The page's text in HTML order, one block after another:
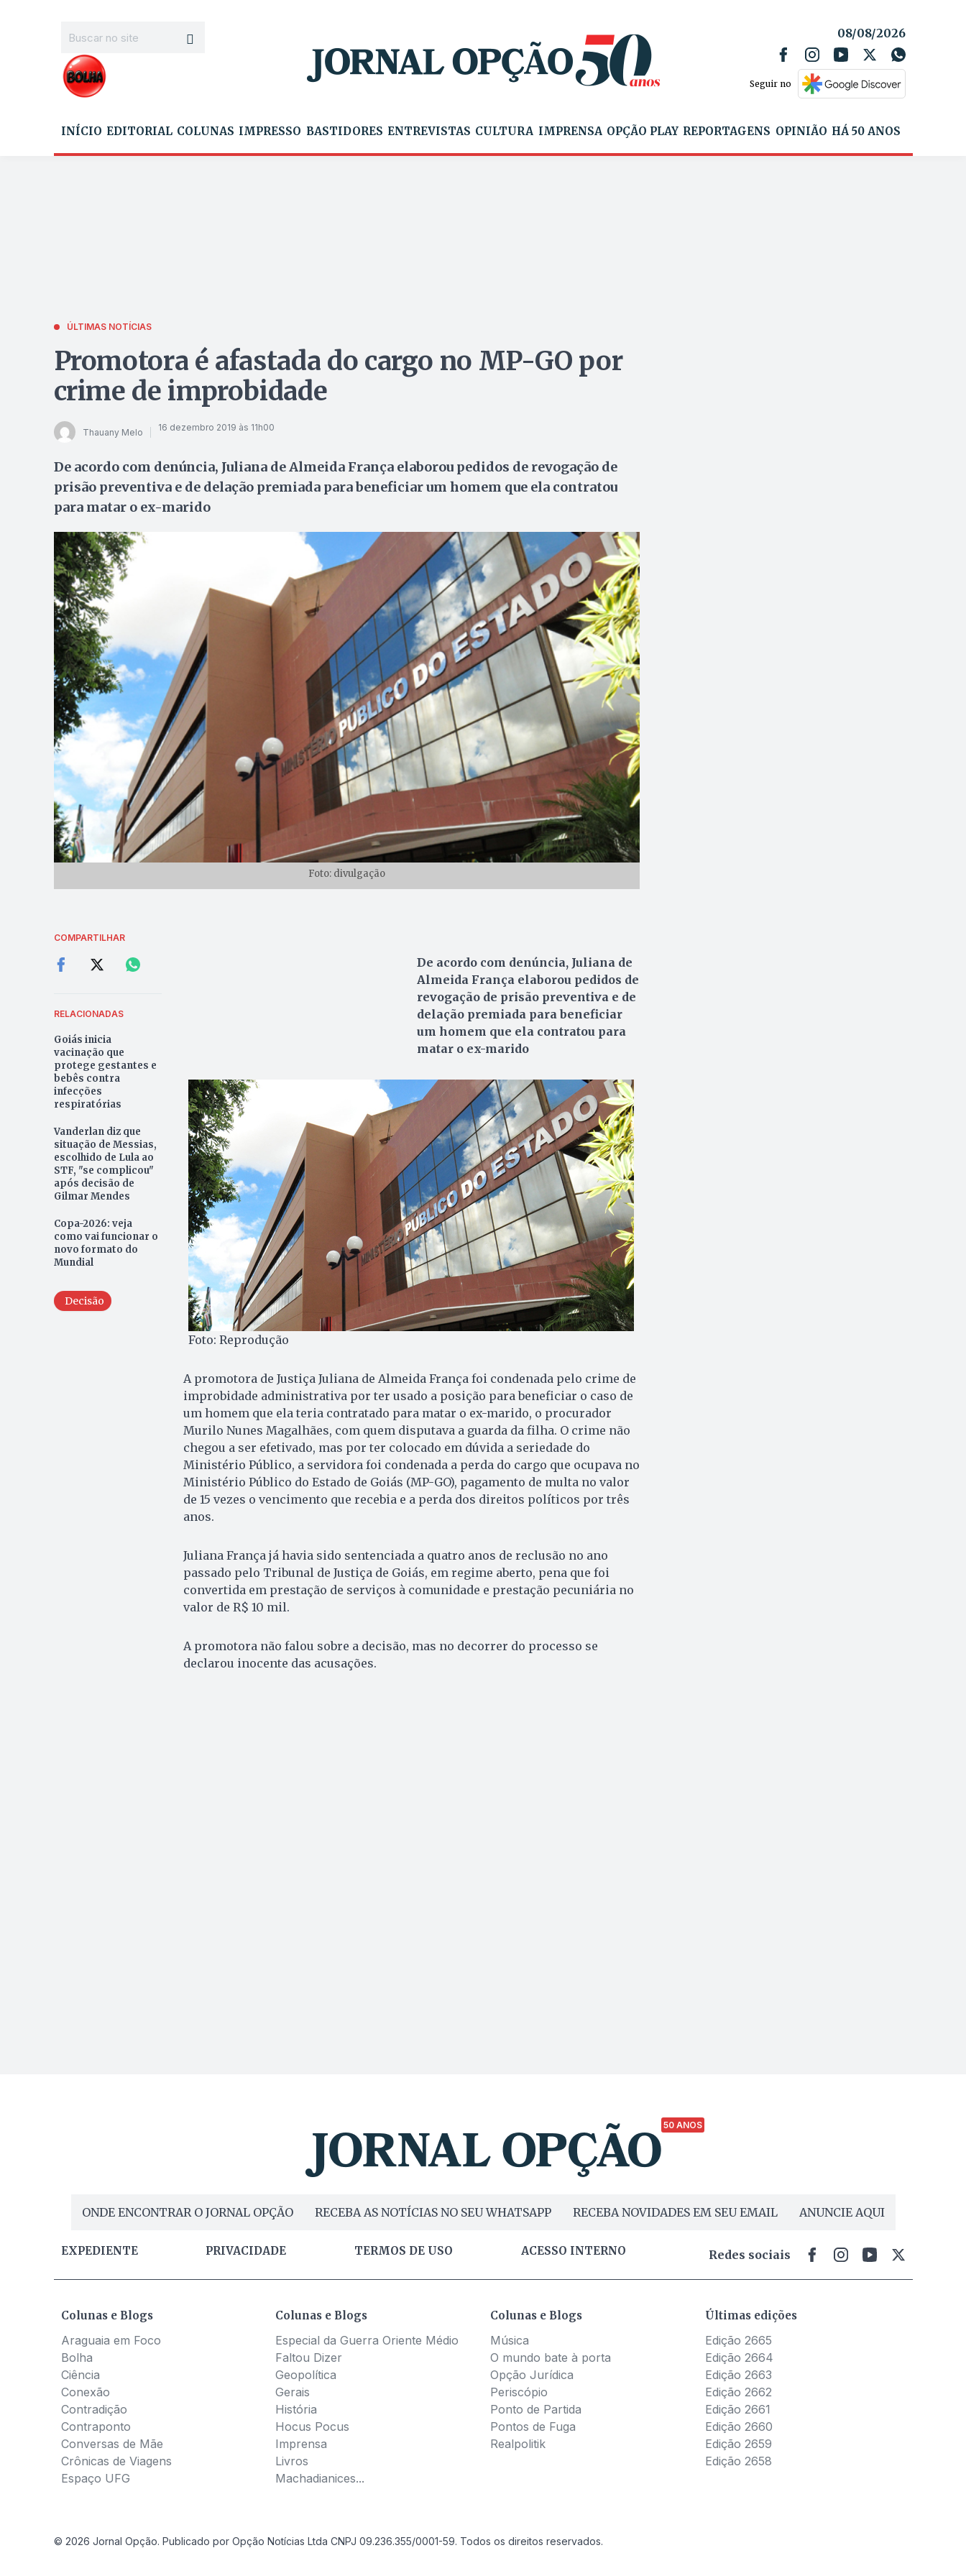
08/08/2026
Seguir no
INÍCIO EDITORIAL COLUNAS IMPRESSO BASTIDORES ENTREVISTAS CULTURA IMPRENSA OPÇÃO PLAY REPORTAGENS OPINIÃO HÁ 50 ANOS
ÚLTIMAS NOTÍCIAS
Promotora é afastada do cargo no MP-GO por
crime de improbidade
Thauany Melo 16 dezembro 2019 às 11h00
De acordo com denúncia, Juliana de Almeida França elaborou pedidos de revogação de
prisão preventiva e de delação premiada para beneficiar um homem que ela contratou
para matar o ex-marido
Foto: divulgação
COMPARTILHAR
RELACIONADAS
Goiás inicia
vacinação que
protege gestantes e
bebês contra
infecções
respiratórias
Vanderlan diz que
situação de Messias,
escolhido de Lula ao
STF, "se complicou"
após decisão de
Gilmar Mendes
Copa-2026: veja
como vai funcionar o
novo formato do
Mundial
Decisão
De acordo com denúncia, Juliana de
Almeida França elaborou pedidos de
revogação de prisão preventiva e de
delação premiada para beneficiar
um homem que ela contratou para
matar o ex-marido
Foto: Reprodução
A promotora de Justiça Juliana de Almeida França foi condenada pelo crime de
improbidade administrativa por ter usado a posição para beneficiar o caso de
um homem que ela teria contratado para matar o ex-marido, o procurador
Murilo Nunes Magalhães, com quem disputava a guarda da filha. O crime não
chegou a ser efetivado, mas por ter colocado em dúvida a seriedade do
Ministério Público, a servidora foi condenada a perda do cargo que ocupava no
Ministério Público do Estado de Goiás (MP-GO), pagamento de multa no valor
de 15 vezes o vencimento que recebia e a perda dos direitos políticos por três
anos.
Juliana França já havia sido sentenciada a quatro anos de reclusão no ano
passado pelo Tribunal de Justiça de Goiás, em regime aberto, pena que foi
convertida em prestação de serviços à comunidade e prestação pecuniária no
valor de R$ 10 mil.
A promotora não falou sobre a decisão, mas no decorrer do processo se
declarou inocente das acusações.
50 ANOS
ONDE ENCONTRAR O JORNAL OPÇÃO RECEBA AS NOTÍCIAS NO SEU WHATSAPP RECEBA NOVIDADES EM SEU EMAIL ANUNCIE AQUI
EXPEDIENTE PRIVACIDADE TERMOS DE USO ACESSO INTERNO Redes sociais
Colunas e Blogs
Araguaia em Foco
Bolha
Ciência
Conexão
Contradição
Contraponto
Conversas de Mãe
Crônicas de Viagens
Espaço UFG
Colunas e Blogs
Especial da Guerra Oriente Médio
Faltou Dizer
Geopolítica
Gerais
História
Hocus Pocus
Imprensa
Livros
Machadianices...
Colunas e Blogs
Música
O mundo bate à porta
Opção Jurídica
Periscópio
Ponto de Partida
Pontos de Fuga
Realpolitik
Últimas edições
Edição 2665
Edição 2664
Edição 2663
Edição 2662
Edição 2661
Edição 2660
Edição 2659
Edição 2658
© 2026 Jornal Opção. Publicado por Opção Notícias Ltda CNPJ 09.236.355/0001-59. Todos os direitos reservados.